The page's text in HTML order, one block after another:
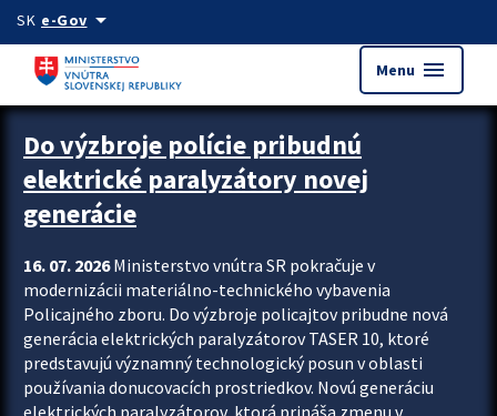
Preskocit na hlavný obsah
SK e-Govarrow_drop_down
Menu menu
Zastavit automatický posun upútavok
Do výzbroje polície pribudnú
elektrické paralyzátory novej
generácie
16. 07. 2026Ministerstvo vnútra SR pokračuje v
modernizácii materiálno-technického vybavenia
Policajného zboru. Do výzbroje policajtov pribudne nová
generácia elektrických paralyzátorov TASER 10, ktoré
predstavujú významný technologický posun v oblasti
používania donucovacích prostriedkov. Novú generáciu